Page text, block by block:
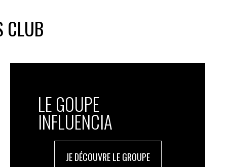
CLUB
LE GOUPE
INFLUENCIA
JE DÉCOUVRE LE GROUPE